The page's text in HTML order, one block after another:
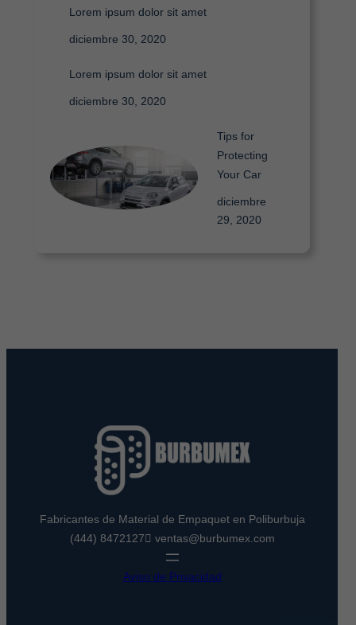
Lorem ipsum dolor sit amet
diciembre 30, 2020
Lorem ipsum dolor sit amet
diciembre 30, 2020
Tips for
Protecting
Your Car
diciembre
29, 2020
Fabricantes de Material de Empaquet en Poliburbuja
(444) 8472127
ventas@burbumex.com
Aviso de Privacidad